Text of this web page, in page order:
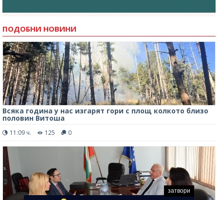
ПОДОБНИ НОВИНИ
Всяка година у нас изгарят гори с площ колкото близо
половин Витоша
11:09 ч. 125 0
затвори